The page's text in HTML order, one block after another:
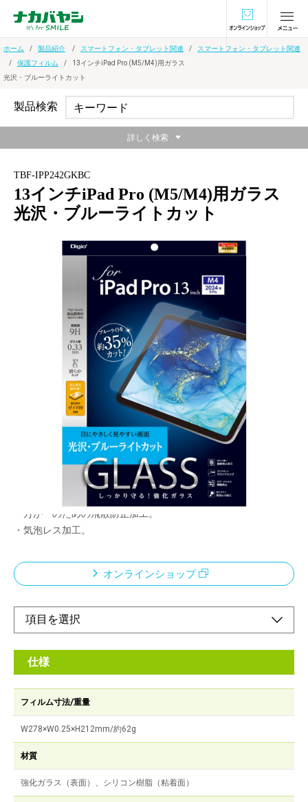
オンラインショ
ホーム 製品紹介 スマートフォン・タブレット関連
スマートフォン・タブレット関連
保護フィルム
13インチiPad Pro (M5/M4)用ガラス
光沢・ブルーライトカット
TBF-IPP242GKBC
13インチiPad Pro (M5/M4)用ガラス
光沢・ブルーライトカット
ズレずに貼れる！
貼り付けガイド枠付き
メーカー希望小売価格：
+ 税
・キズや汚れからiPadを守る強化ガラスフィルム。
・防指紋コーティング加工で、指紋や油、ほこりなどが付きにく
・簡単に位置合わせができる貼り付けガイド枠付き。
・手にやさしいラウンドエッジ。
・万が一のための飛散防止加工。
・気泡レス加工。
オンラインショップ
仕様
フィルム寸法/重量
W278×W0.25×H212mm/約62g
材質
強化ガラス（表面）、シリコン樹脂（粘着面）
製品検索
詳しく検索